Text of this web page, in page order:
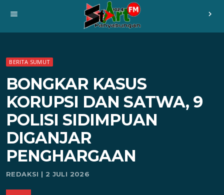
menu chevron_right
BERITA SUMUT
BONGKAR KASUS
KORUPSI DAN SATWA, 9
POLISI SIDIMPUAN
DIGANJAR
PENGHARGAAN
REDAKSI | 2 JULI 2026